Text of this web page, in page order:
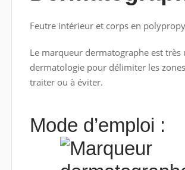
Feutre intérieur et corps en
Le marqueur dermatographe est très
dermatologie pour délimiter les
traiter ou à éviter.
Mode d’emploi :